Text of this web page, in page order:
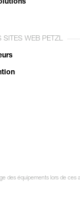
SITES WEB PETZL
des équipements lors de ces